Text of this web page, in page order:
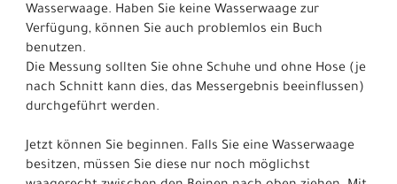
Wasserwaage. Haben Sie keine Wasserwaage zur
Verfügung, können Sie auch problemlos ein Buch
benutzen.
Die Messung sollten Sie ohne Schuhe und ohne Hose (je
nach Schnitt kann dies, das Messergebnis beeinflussen)
durchgeführt werden.
Jetzt können Sie beginnen. Falls Sie eine Wasserwaage
besitzen, müssen Sie diese nur noch möglichst